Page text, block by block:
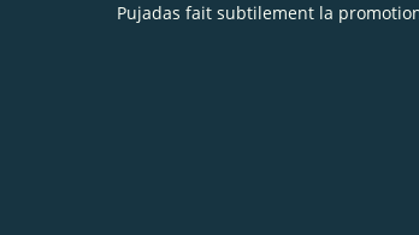
Pujadas fait subtilement la